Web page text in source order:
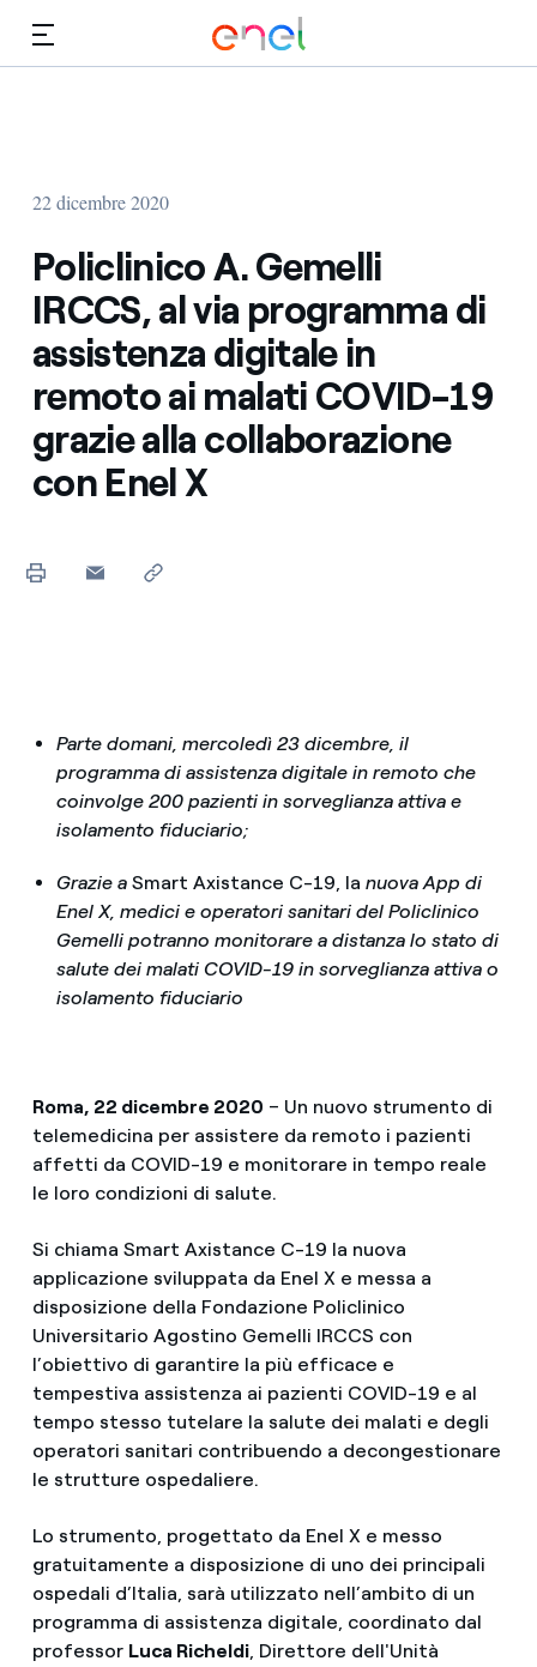
22 dicembre 2020
Policlinico A. Gemelli
IRCCS, al via programma di
assistenza digitale in
remoto ai malati COVID-19
grazie alla collaborazione
con Enel X
Parte domani, mercoledì 23 dicembre, il
programma di assistenza digitale in remoto che
coinvolge 200 pazienti in sorveglianza attiva e
isolamento fiduciario;
Grazie a Smart Axistance C-19, la nuova App di
Enel X, medici e operatori sanitari del Policlinico
Gemelli potranno monitorare a distanza lo stato di
salute dei malati COVID-19 in sorveglianza attiva o
isolamento fiduciario
Roma, 22 dicembre 2020 – Un nuovo strumento di
telemedicina per assistere da remoto i pazienti
affetti da COVID-19 e monitorare in tempo reale
le loro condizioni di salute.
Si chiama Smart Axistance C-19 la nuova
applicazione sviluppata da Enel X e messa a
disposizione della Fondazione Policlinico
Universitario Agostino Gemelli IRCCS con
l’obiettivo di garantire la più efficace e
tempestiva assistenza ai pazienti COVID-19 e al
tempo stesso tutelare la salute dei malati e degli
operatori sanitari contribuendo a decongestionare
le strutture ospedaliere.
Lo strumento, progettato da Enel X e messo
gratuitamente a disposizione di uno dei principali
ospedali d’Italia, sarà utilizzato nell’ambito di un
programma di assistenza digitale, coordinato dal
professor Luca Richeldi, Direttore dell'Unità